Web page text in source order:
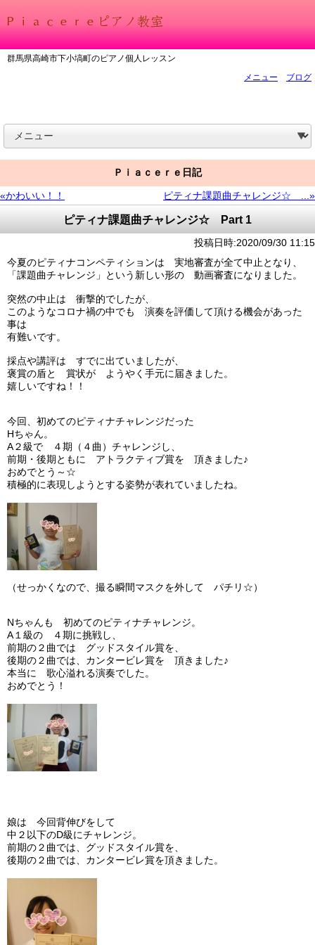
群馬県高崎市下小塙町のピアノ個人レッスン
メニュー
ブログ
Ｐｉａｃｅｒｅ日記
«かわいい！！ ピティナ課題曲チャレンジ☆ ...»
ピティナ課題曲チャレンジ☆ Part 1
投稿日時:2020/09/30 11:15
今夏のピティナコンペティションは 実地審査が全て中止となり、
「課題曲チャレンジ」という新しい形の 動画審査になりました。
突然の中止は 衝撃的でしたが、
このようなコロナ禍の中でも 演奏を評価して頂ける機会があった
事は
有難いです。
採点や講評は すでに出ていましたが、
褒賞の盾と 賞状が ようやく手元に届きました。
嬉しいですね！！
今回、初めてのピティナチャレンジだった
Hちゃん。
A２級で ４期（４曲）チャレンジし、
前期・後期ともに アトラクティブ賞を 頂きました♪
おめでとう～☆
積極的に表現しようとする姿勢が表れていましたね。
（せっかくなので、撮る瞬間マスクを外して パチリ☆）
Nちゃんも 初めてのピティナチャレンジ。
A１級の ４期に挑戦し、
前期の２曲では グッドスタイル賞を、
後期の２曲では、カンタービレ賞を 頂きました♪
本当に 歌心溢れる演奏でした。
おめでとう！
娘は 今回背伸びをして
中２以下のD級にチャレンジ。
前期の２曲では、グッドスタイル賞を、
後期の２曲では、カンタービレ賞を頂きました。